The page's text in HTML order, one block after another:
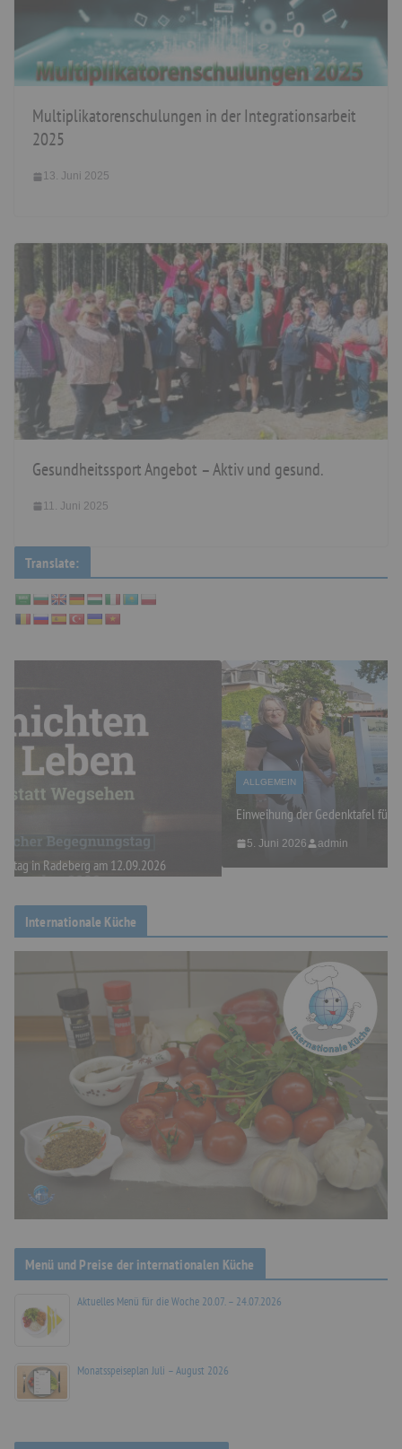
Multiplikatorenschulungen in der Integrationsarbeit
2025
13. Juni 2025
Gesundheitssport Angebot – Aktiv und gesund.
11. Juni 2025
Translate:
Einweihung der Gedenktafel für den Musiker Eugen Reiche
5. Juni 2026 admin
Internationale Küche
Menü und Preise der internationalen Küche